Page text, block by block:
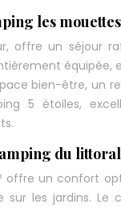
les
offre un séjour
bien-être, un
5 étoiles,
du
un confort
les jardins. Le